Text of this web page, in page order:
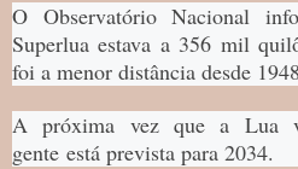
O Observatório Nacional
Superlua estava a 356 mil
foi a menor distância desde
A próxima vez que a Lua
gente está prevista para 2034.